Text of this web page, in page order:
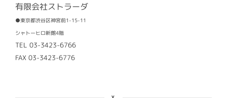
有限会社ストラーダ
●東京都渋谷区神宮前1-15-11
シャトーヒロ新館4階
TEL 03-3423-6766
FAX 03-3423-6776